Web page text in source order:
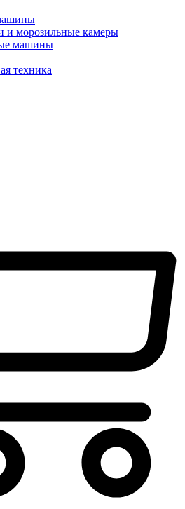
и морозильные камеры
машины
техника